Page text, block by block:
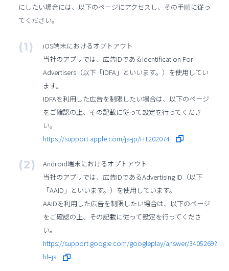
にしたい場合には、以下のページにアクセスし、その手順に従っ
てください。
iOS端末におけるオプトアウト
当社のアプリでは、広告IDであるIdentification For
Advertisers（以下「IDFA」といいます。）を使用してい
ます。
IDFAを利用した広告を制限したい場合は、以下のページ
をご確認の上、その記載に従って設定を行ってくださ
い。
https://support.apple.com/ja-jp/HT202074
Android端末におけるオプトアウト
当社のアプリでは、広告IDであるAdvertising ID（以下
「AAID」といいます。）を使用しています。
AAIDを利用した広告を制限したい場合は、以下のページ
をご確認の上、その記載に従って設定を行ってくださ
い。
https://support.google.com/googleplay/answer/3405269?
hl=ja